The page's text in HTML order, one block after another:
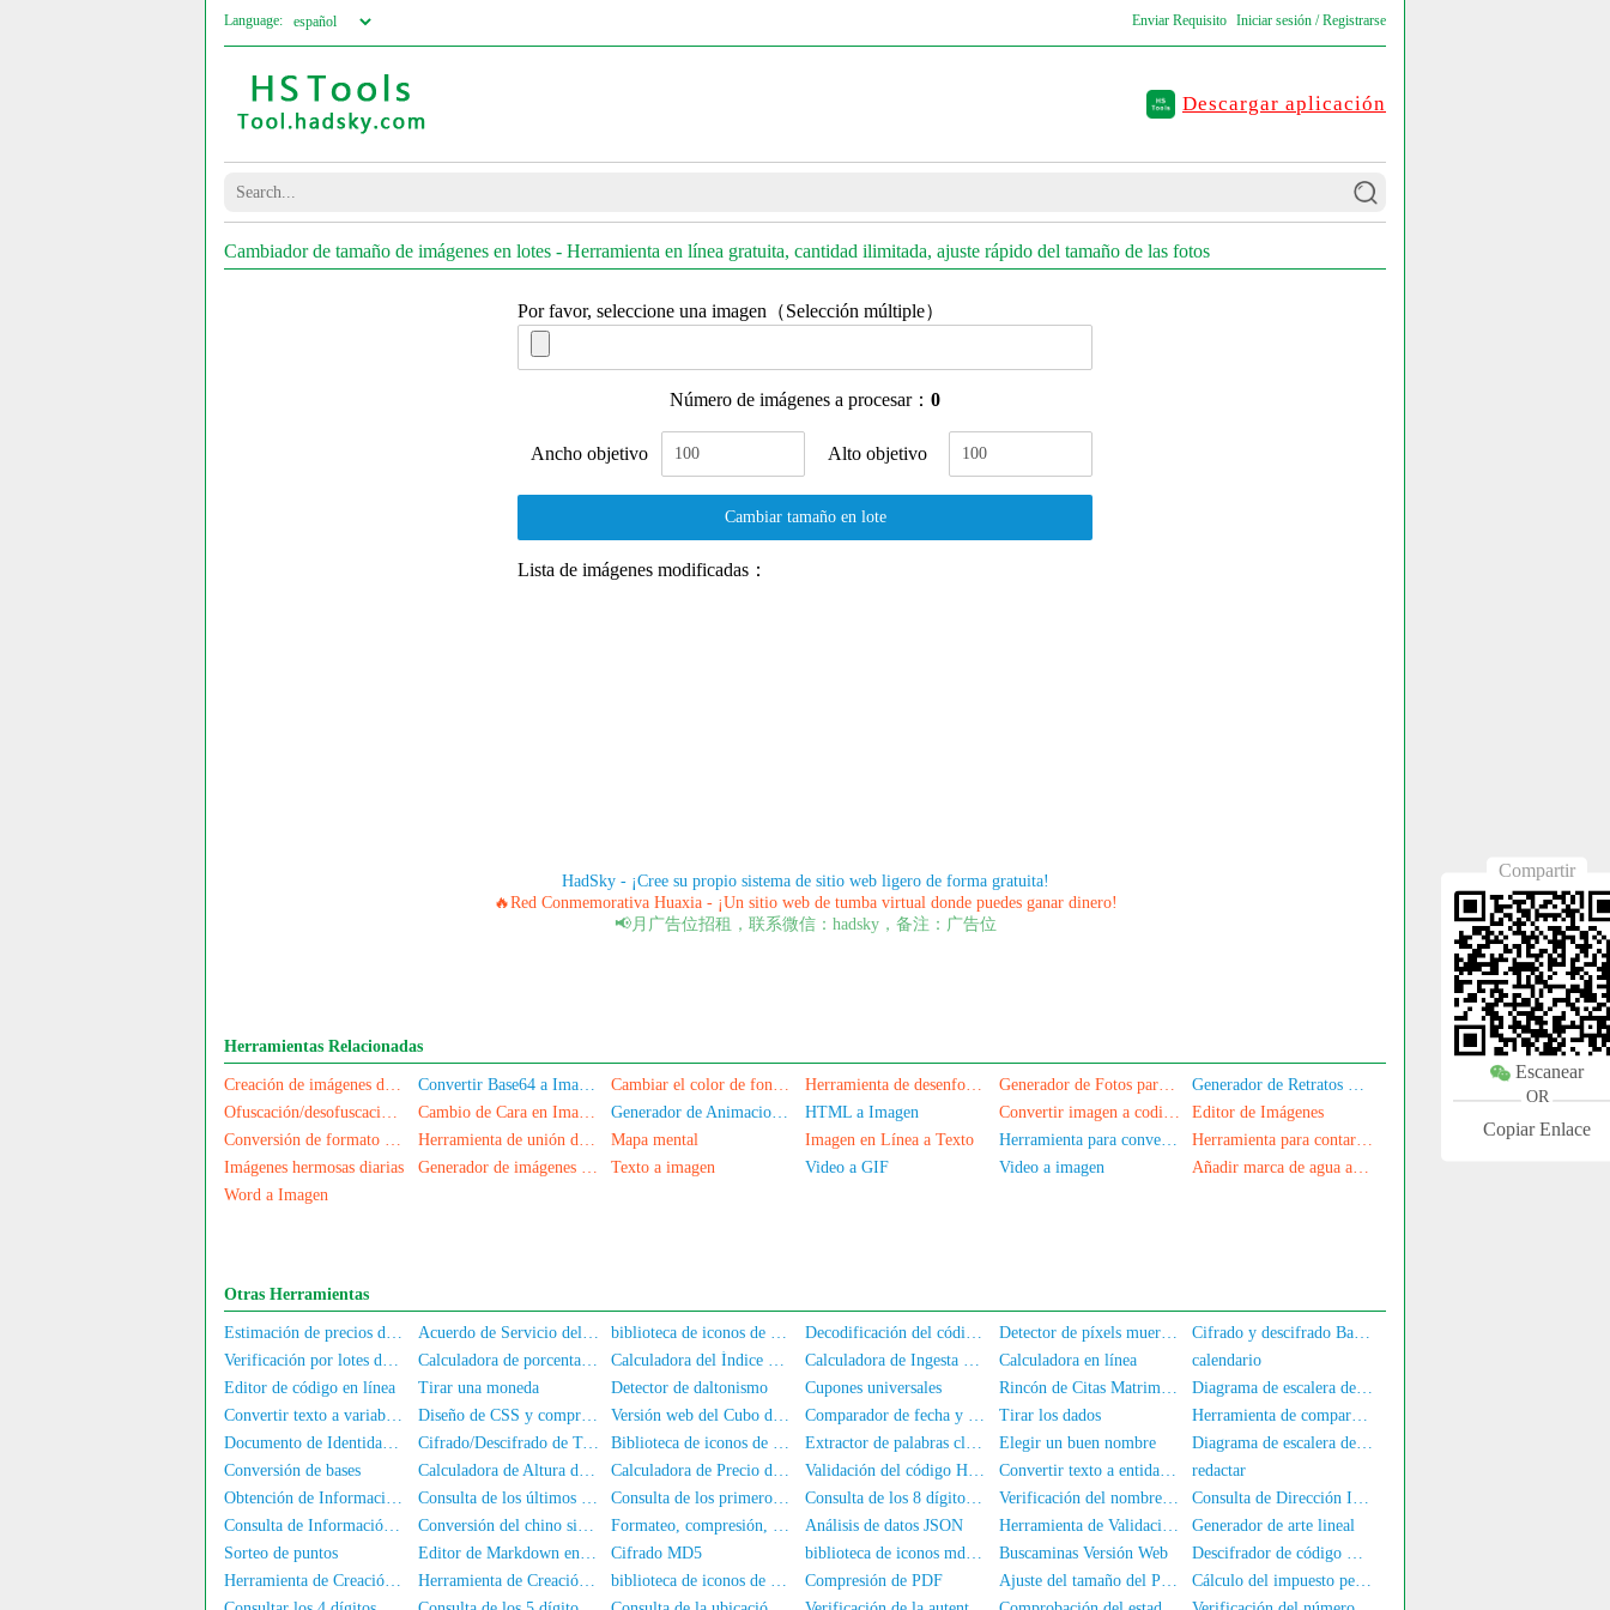
Language: Enviar Requisito Iniciar sesión / Registrarse
Descargar aplicación
Cambiador de tamaño de imágenes en lotes - Herramienta en línea gratuita, cantidad ilimitada, ajuste rápido del tamaño de las fotos
Por favor, seleccione una imagen（Selección múltiple）
Número de imágenes a procesar： 0
Ancho objetivo Alto objetivo
Cambiar tamaño en lote
Lista de imágenes modificadas：
HadSky - ¡Cree su propio sistema de sitio web ligero de forma gratuita!
🔥Red Conmemorativa Huaxia - ¡Un sitio web de tumba virtual donde puedes ganar dinero!
📢月广告位招租，联系微信：hadsky，备注：广告位
Herramientas Relacionadas
Creación de imágenes de banner Convertir Base64 a Imagen Cambiar el color de fondo de la foto Herramienta de desenfoque facial para fotos Generador de Fotos para Documentos
Generador de Retratos Conmemorativos
Ofuscación/desofuscación de imágenes
Cambio de Cara en Imagen por IA Generador de Animaciones GIF HTML a Imagen Convertir imagen a codificación Base64
Editor de Imágenes
Conversión de formato de imagen
Herramienta de unión de imágenes Mapa mental Imagen en Línea a Texto Herramienta para convertir PDF a imagen
Herramienta para contar el número de personas en las fotos
Imágenes hermosas diarias
Generador de imágenes de firma manuscrita Texto a imagen Video a GIF Video a imagen
Añadir marca de agua a la imagen
Word a Imagen
Otras Herramientas
Estimación de precios de computadoras/teléfonos móviles de segunda mano Acuerdo de Servicio del Usuario y Política de Privacidad biblioteca de iconos de fuente Akar-Icons Decodificación del código QR Detector de píxels muertos de pantalla
Cifrado y descifrado Base64
Verificación por lotes de la autenticación de nombre real para números de móvil/DNI
Calculadora de porcentaje de grasa corporal Calculadora del Índice de Masa Corporal Calculadora de Ingesta de Nutrientes Calculadora en línea
calendario
Editor de código en línea
Tirar una moneda Detector de daltonismo Cupones universales Rincón de Citas Matrimoniales
Diagrama de escalera de CPU
Convertir texto a variable JS
Diseño de CSS y compresión Versión web del Cubo de Rubik Comparador de fecha y hora Tirar los dados
Herramienta de comparación de texto en línea
Documento de Identidad Electrónico
Cifrado/Descifrado de Texto Biblioteca de iconos de font-awesome Extractor de palabras clave de texto Elegir un buen nombre
Diagrama de escalera de GPU
Conversión de bases
Calculadora de Altura de Tacones Calculadora de Precio de Vivienda Validación del código HTML Convertir texto a entidades HTML
redactar
Obtención de Información de la Tarjeta de Identidad
Consulta de los últimos 4 dígitos del DNI Consulta de los primeros 6 dígitos del número de DNI Consulta de los 8 dígitos del medio del DNI Verificación del nombre y número de identificación
Consulta de Dirección IP Local
Consulta de Información de Dirección IP
Conversión del chino simplificado al chino tradicional Formateo, compresión, cifrado/ofuscación de código JS Análisis de datos JSON Herramienta de Validación de Datos JSON
Generador de arte lineal
Sorteo de puntos
Editor de Markdown en línea Cifrado MD5 biblioteca de iconos mdi-font Buscaminas Versión Web
Descifrador de código Morse
Herramienta de Creación de Sellos de Nombre Completo
Herramienta de Creación de Sellos Ovales biblioteca de iconos de fuente PaymentFont Compresión de PDF Ajuste del tamaño del PDF
Cálculo del impuesto personal en línea
Compartir
Escanear
OR
Copiar Enlace